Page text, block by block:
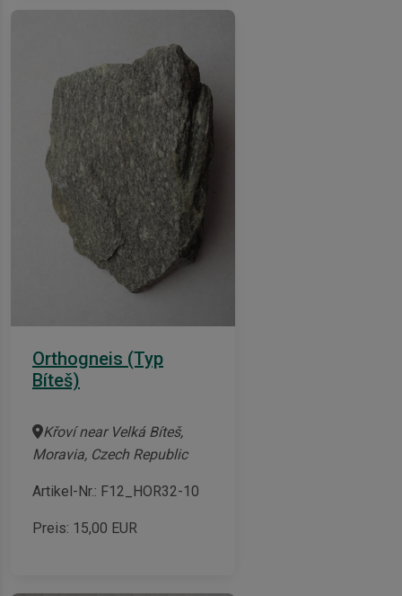
Orthogneis (Typ
Bíteš)
Křoví near Velká Bíteš,
Moravia, Czech Republic
Artikel-Nr.: F12_HOR32-10
Preis: 15,00 EUR